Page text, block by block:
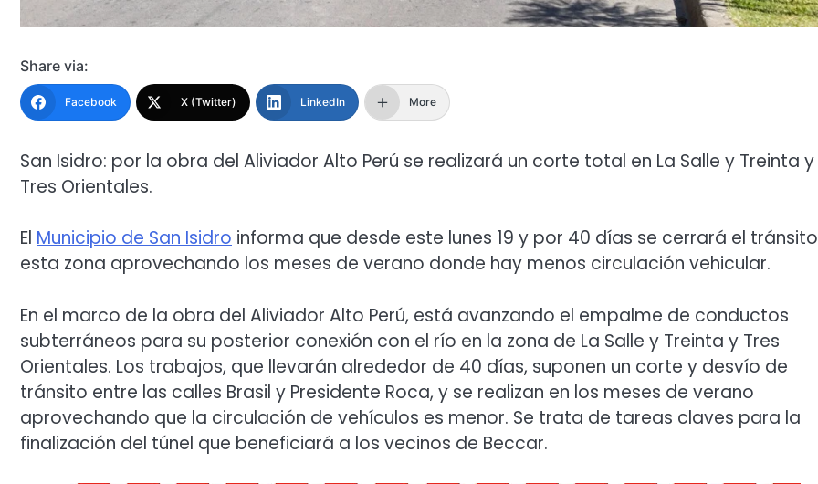
Share via:
Facebook X (Twitter) LinkedIn More
San Isidro: por la obra del Aliviador Alto Perú se realizará un corte total en La Salle y Treinta y
Tres Orientales.
El Municipio de San Isidro informa que desde este lunes 19 y por 40 días se cerrará el
esta zona aprovechando los meses de verano donde hay menos circulación vehicular.
En el marco de la obra del Aliviador Alto Perú, está avanzando el empalme de conductos
subterráneos para su posterior conexión con el río en la zona de La Salle y Treinta y Tres
Orientales. Los trabajos, que llevarán alrededor de 40 días, suponen un corte y desvío de
tránsito entre las calles Brasil y Presidente Roca, y se realizan en los meses de verano
aprovechando que la circulación de vehículos es menor. Se trata de tareas claves para la
finalización del túnel que beneficiará a los vecinos de Beccar.